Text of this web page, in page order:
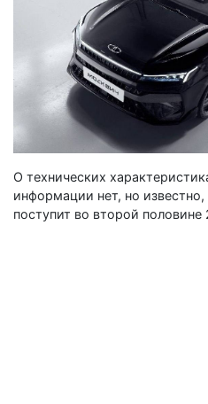
О технических
информации нет, но
поступит во второй половине